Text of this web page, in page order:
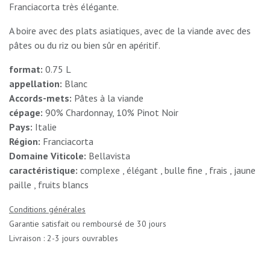
Franciacorta très élégante.
A boire avec des plats asiatiques, avec de la viande avec des
pâtes ou du riz ou bien sûr en apéritif.
format: 0.75 L
appellation: Blanc
Accords-mets: Pâtes à la viande
cépage: 90% Chardonnay, 10% Pinot Noir
Pays: Italie
Région: Franciacorta
Domaine Viticole: Bellavista
caractéristique: complexe , élégant , bulle fine , frais , jaune
paille , fruits blancs
Conditions générales
Garantie satisfait ou remboursé de 30 jours
Livraison : 2-3 jours ouvrables